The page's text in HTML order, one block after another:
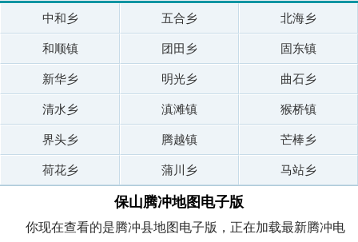
中和乡 五合乡 北海乡
和顺镇 团田乡 固东镇
新华乡 明光乡 曲石乡
清水乡 滇滩镇 猴桥镇
界头乡 腾越镇 芒棒乡
荷花乡 蒲川乡 马站乡
保山腾冲地图电子版
你现在查看的是腾冲县地图电子版，正在加载最新腾冲电